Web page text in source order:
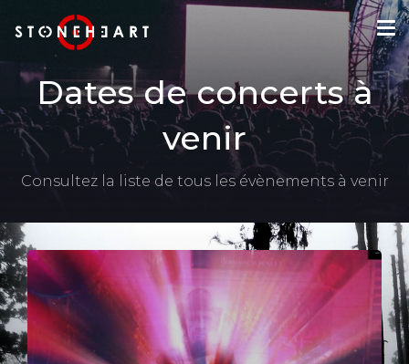
Dates de concerts à
venir
Consultez la liste de tous les évènements à venir